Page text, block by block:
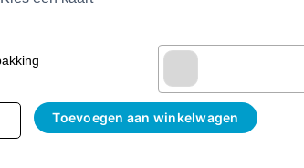
Toevoegen aan winkelwagen